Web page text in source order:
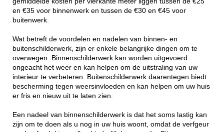
en €35 voor binnenwerk en tussen de €30 en €45 voor
buitenwerk.
Wat betreft de voordelen en nadelen van binnen- en
buitenschilderwerk, zijn er enkele belangrijke dingen om te
overwegen. Binnenschilderwerk kan worden uitgevoerd
ongeacht het weer en kan helpen om de uitstraling van uw
interieur te verbeteren. Buitenschilderwerk daarentegen biedt
bescherming tegen weersinvloeden en kan helpen om uw huis
er fris en nieuw uit te laten zien.
Een nadeel van binnenschilderwerk is dat het soms lastig kan
zijn om te doen als u nog in uw huis woont, omdat de verfgeur